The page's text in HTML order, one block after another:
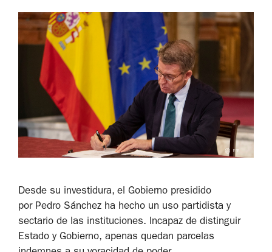
Desde su investidura, el Gobierno presidido
por Pedro Sánchez ha hecho un uso partidista y
sectario de las instituciones. Incapaz de distinguir
Estado y Gobierno, apenas quedan parcelas